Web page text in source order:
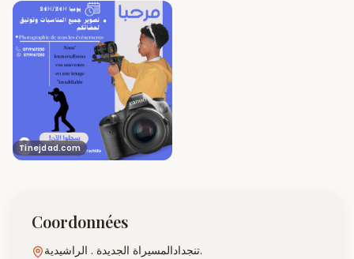
Tinejdad.com
Coordonnées
تنجدادالمسيراة الجديدة . الراشيدية.